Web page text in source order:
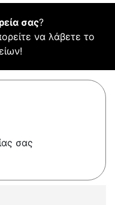
σας?
να λάβετε το
σας